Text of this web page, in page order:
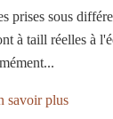
prises sous
à taill réelles à
savoir plus